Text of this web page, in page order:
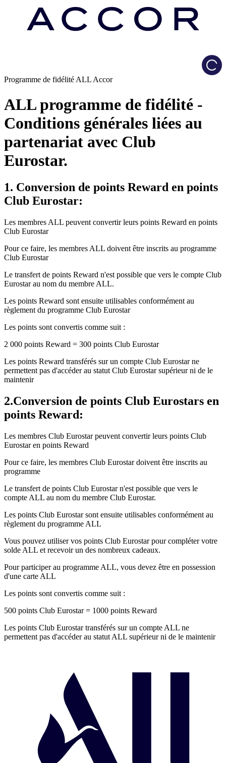
Programme de fidélité ALL Accor
ALL programme de fidélité -
Conditions générales liées au
partenariat avec Club
Eurostar.
1. Conversion de points Reward en points
Club Eurostar:
Les membres ALL peuvent convertir leurs points Reward en points
Club Eurostar
Pour ce faire, les membres ALL doivent être inscrits au programme
Club Eurostar
Le transfert de points Reward n'est possible que vers le compte Club
Eurostar au nom du membre ALL.
Les points Reward sont ensuite utilisables conformément au
règlement du programme Club Eurostar
Les points sont convertis comme suit :
2 000 points Reward = 300 points Club Eurostar
Les points Reward transférés sur un compte Club Eurostar ne
permettent pas d'accéder au statut Club Eurostar supérieur ni de le
maintenir
2.Conversion de points Club Eurostars en
points Reward:
Les membres Club Eurostar peuvent convertir leurs points Club
Eurostar en points Reward
Pour ce faire, les membres Club Eurostar doivent être inscrits au
programme
Le transfert de points Club Eurostar n'est possible que vers le
compte ALL au nom du membre Club Eurostar.
Les points Club Eurostar sont ensuite utilisables conformément au
règlement du programme ALL
Vous pouvez utiliser vos points Club Eurostar pour compléter votre
solde ALL et recevoir un des nombreux cadeaux.
Pour participer au programme ALL, vous devez être en possession
d'une carte ALL
Les points sont convertis comme suit :
500 points Club Eurostar = 1000 points Reward
Les points Club Eurostar transférés sur un compte ALL ne
permettent pas d'accéder au statut ALL supérieur ni de le maintenir